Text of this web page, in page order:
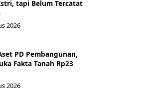
tapi Belum Tercatat
2026
PD Pembangunan,
Fakta Tanah Rp23
2026